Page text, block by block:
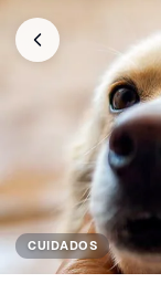
CUIDADOS